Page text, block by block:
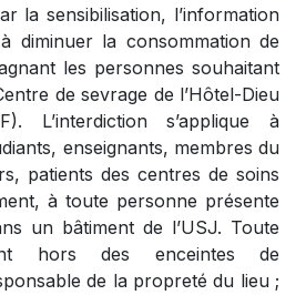
la sensibilisation, l’information
diminuer la consommation de
les personnes souhaitant
de sevrage de l’Hôtel-Dieu
L’interdiction s’applique à
enseignants, membres du
patients des centres de soins
à toute personne présente
un bâtiment de l’USJ. Toute
hors des enceintes de
de la propreté du lieu ;